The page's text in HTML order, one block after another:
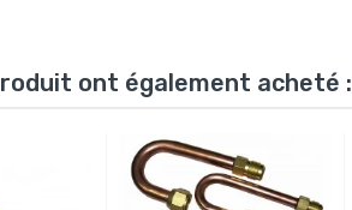
ont également acheté :